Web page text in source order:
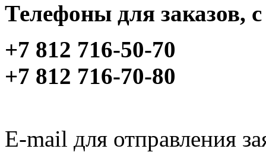
Телефоны для заказов,
+7 812 716-50-70
+7 812 716-70-80
E-mail для отправления